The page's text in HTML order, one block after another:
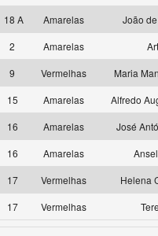
18 A Amarelas
João
2 Amarelas
9 Vermelhas
Maria
15 Amarelas
Alfredo
16 Amarelas
José
16 Amarelas
17 Vermelhas
Helena
17 Vermelhas